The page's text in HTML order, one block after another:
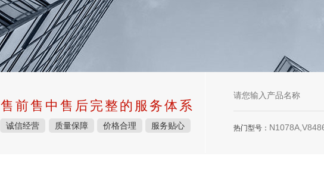
售前售中售后完整的服务体系
诚信经营 质量保障 价格合理 服务贴心 热门型号：